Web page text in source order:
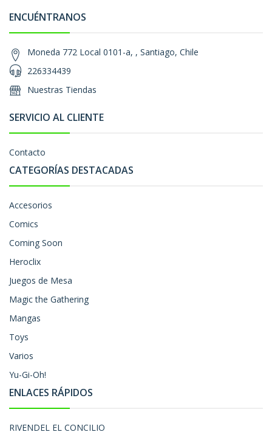
ENCUÉNTRANOS
Moneda 772 Local 0101-a, , Santiago, Chile
226334439
Nuestras Tiendas
SERVICIO AL CLIENTE
Contacto
CATEGORÍAS DESTACADAS
Accesorios
Comics
Coming Soon
Heroclix
Juegos de Mesa
Magic the Gathering
Mangas
Toys
Varios
Yu-Gi-Oh!
ENLACES RÁPIDOS
RIVENDEL EL CONCILIO